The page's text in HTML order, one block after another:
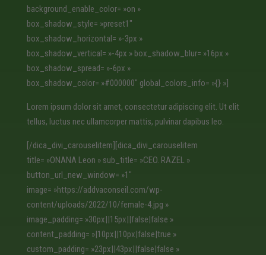
background_enable_color= »on »
box_shadow_style= »preset1″
box_shadow_horizontal= »-3px »
box_shadow_vertical= »-4px » box_shadow_blur= »16px »
box_shadow_spread= »-6px »
box_shadow_color= »#000000″ global_colors_info= »{} »]
Lorem ipsum dolor sit amet, consectetur adipiscing elit. Ut elit
tellus, luctus nec ullamcorper mattis, pulvinar dapibus leo.
[/dica_divi_carouselitem][dica_divi_carouselitem
title= »ONANA Leon » sub_title= »CEO. RAZEL »
button_url_new_window= »1″
image= »https://addvaconseil.com/wp-
content/uploads/2022/10/female-4.jpg »
image_padding= »30px||15px||false|false »
content_padding= »|10px||10px|false|true »
custom_padding= »23px||43px||false|false »